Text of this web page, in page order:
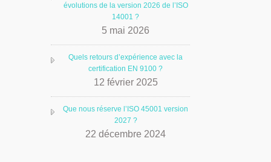
évolutions de la version 2026 de l’ISO
14001 ?
5 mai 2026
Quels retours d’expérience avec la
certification EN 9100 ?
12 février 2025
Que nous réserve l’ISO 45001 version
2027 ?
22 décembre 2024